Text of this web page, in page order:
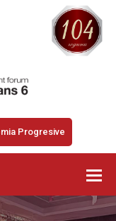
Progresive